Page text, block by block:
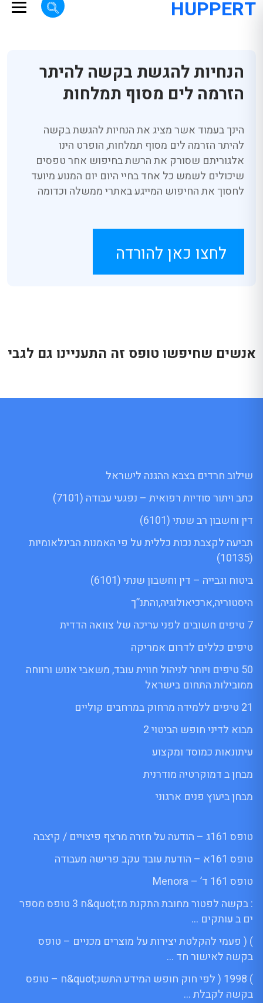
HUPPERT
הנחיות להגשת בקשה להיתר
הזרמה לים מסוף תמלחות
הינך בעמוד אשר מציג את הנחיות להגשת בקשה
להיתר הזרמה לים מסוף תמלחות, הופרט הינו
אלגוריתם שסורק את הרשת בחיפוש אחר טפסים
שיכולים לשמש כל אחד בחיי היום יום המנוע מיועד
לחסוך את החיפוש המייגע באתרי ממשלה וכדומה
לחצו כאן להורדה
אנשים שחיפשו טופס זה התעניינו גם לגבי
שילוב חרדים בצבא ההגנה לישראל
כתב ויתור סודיות רפואית – נפגעי עבודה (7101)
דין וחשבון רב שנתי (6101)
תביעה לקצבת נכות כללית על פי האמנות הבינלאומיות
(10135)
ביטוח וגבייה – דין וחשבון שנתי (6101)
היסטוריה,ארכיאולוגיה,והתנ”ך
7 טיפים חשובים לפני עריכה של צוואה הדדית
טיפים כללים לדרום אמריקה
50 טיפים ויותר לניהול חווית עובד, משאבי אנוש ורווחה
ממובילות התחום בישראל
21 טיפים ללמידה מרחוק במרחבים קוליים
מבוא לדיני חופש הביטוי 2
עיתונאות כמוסד ומקצוע
מבחן ב דמוקרטיה מודרנית
מבחן ביעוץ פנים ארגוני
טופס 161ג – הודעה על חזרה מרצף פיצויים / קיצבה
טופס 161א – הודעת עובד עקב פרישה מעבודה
טופס 161 ד’ – Menora
: בקשה לפטור מחובת התקנת מז;quot&ח 3 טופס מספר
ים ב עותקים …
) ( פעמי להקלטת יצירות על מוצרים מכניים – טופס
בקשה לאישור חד …
) 1998 ( לפי חוק חופש המידע התשנ;quot&ח – טופס
בקשה לקבלת …